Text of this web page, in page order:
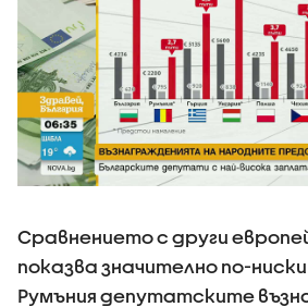
Сравнението с други
показва значително по-
Румъния депутатските